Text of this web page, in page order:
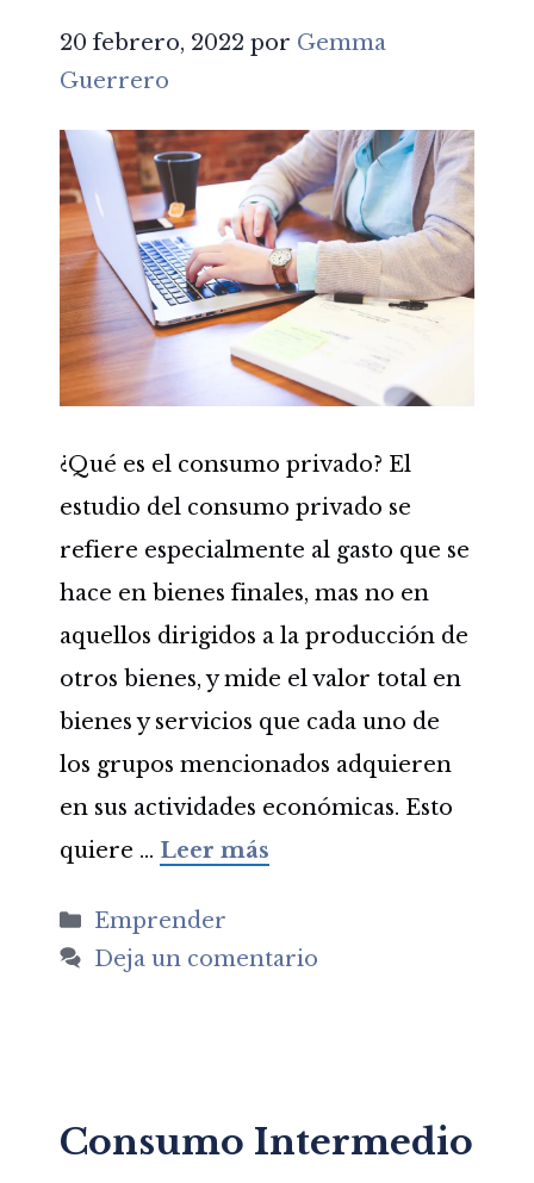
20 febrero, 2022 por Gemma
Guerrero
¿Qué es el consumo privado? El
estudio del consumo privado se
refiere especialmente al gasto que se
hace en bienes finales, mas no en
aquellos dirigidos a la producción de
otros bienes, y mide el valor total en
bienes y servicios que cada uno de
los grupos mencionados adquieren
en sus actividades económicas. Esto
quiere … Leer más
Categorías
Emprender
Deja un comentario
Consumo Intermedio